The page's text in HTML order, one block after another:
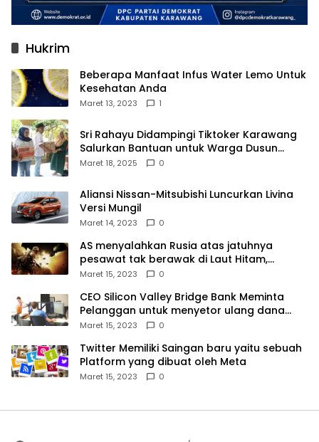
Hukrim
Beberapa Manfaat Infus Water Lemo Untuk
Kesehatan Anda
Maret 13, 2023 1
Sri Rahayu Didampingi Tiktoker Karawang
Salurkan Bantuan untuk Warga Dusun
Kampek Desa Karangligar
Maret 18, 2025 0
Aliansi Nissan-Mitsubishi Luncurkan Livina
Versi Mungil
Maret 14, 2023 0
AS menyalahkan Rusia atas jatuhnya
pesawat tak berawak di Laut Hitam,
Moskow menyangkal
Maret 15, 2023 0
CEO Silicon Valley Bridge Bank Meminta
Pelanggan untuk menyetor ulang dana
Mereka
Maret 15, 2023 0
Twitter Memiliki Saingan baru yaitu sebuah
Platform yang dibuat oleh Meta
Maret 15, 2023 0